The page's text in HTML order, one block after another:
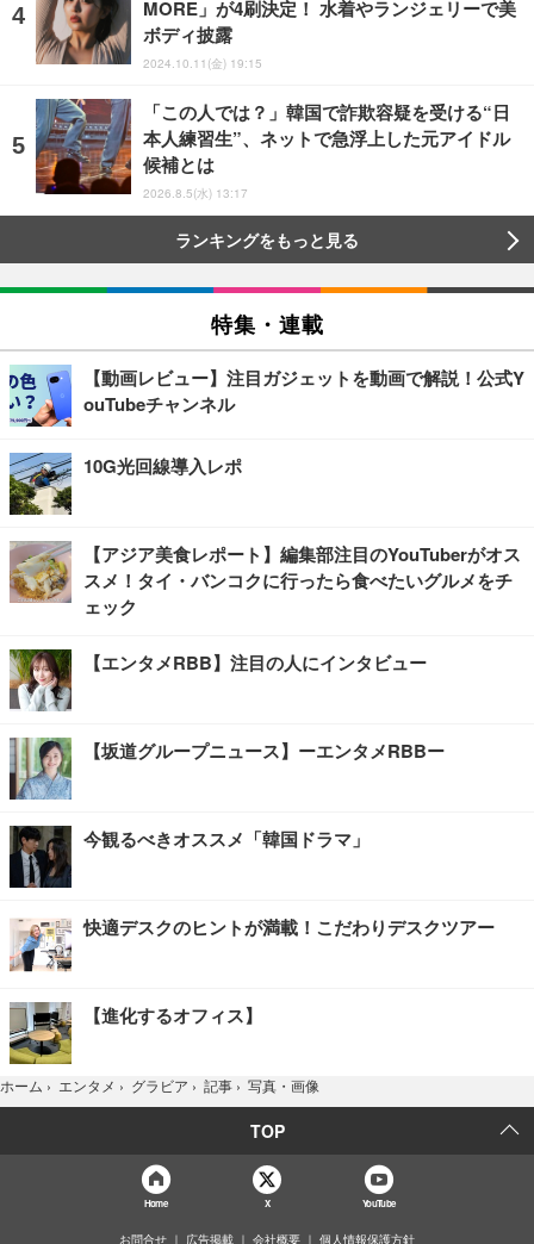
MORE」が4刷決定！ 水着やランジェリーで美
ボディ披露
2024.10.11(金) 19:15
「この人では？」韓国で詐欺容疑を受ける“日
本人練習生”、ネットで急浮上した元アイドル
候補とは
2026.8.5(水) 13:17
ランキングをもっと見る
特集・連載
【動画レビュー】注目ガジェットを動画で解説！公式Y
ouTubeチャンネル
10G光回線導入レポ
【アジア美食レポート】編集部注目のYouTuberがオス
スメ！タイ・バンコクに行ったら食べたいグルメをチ
ェック
【エンタメRBB】注目の人にインタビュー
【坂道グループニュース】ーエンタメRBBー
今観るべきオススメ「韓国ドラマ」
快適デスクのヒントが満載！こだわりデスクツアー
【進化するオフィス】
ホーム › エンタメ › グラビア › 記事 › 写真・画像
TOP
Home X YouTube
お問合せ 広告掲載 会社概要 個人情報保護方針